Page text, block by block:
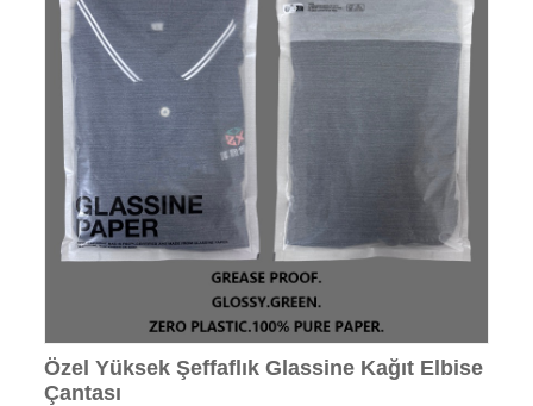
Özel Yüksek Şeffaflık Glassine Kağıt Elbise
Çantası